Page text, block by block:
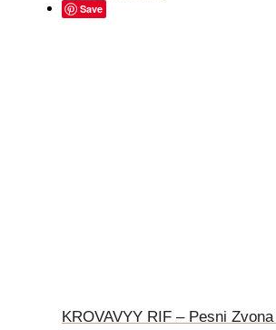
Save
KROVAVYY RIF – Pesni